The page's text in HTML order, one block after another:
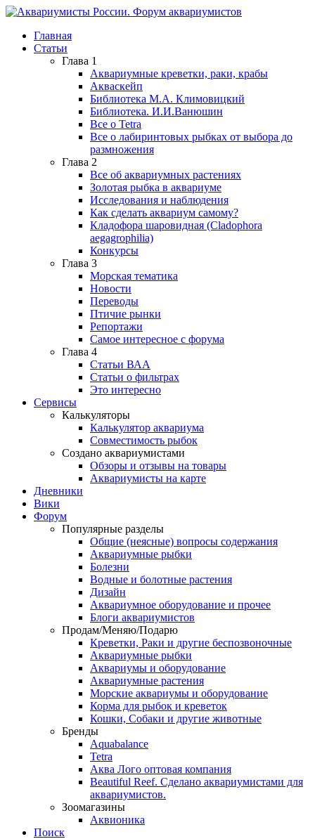
Главная
Статьи
Глава 1
Аквариумные креветки, раки, крабы
Акваскейп
Библиотека М.А. Климовицкий
Библиотека. И.И.Ванюшин
Все о Tetra
Все о лабиринтовых рыбках от выбора до
размножения
Глава 2
Все об аквариумных растениях
Золотая рыбка в аквариуме
Исследования и наблюдения
Как сделать аквариум самому?
Кладофора шаровидная (Cladophora
aegagrophilia)
Конкурсы
Глава 3
Морская тематика
Новости
Переводы
Птичие рынки
Репортажи
Самое интересное с форума
Глава 4
Статьи ВАА
Статьи о фильтрах
Это интересно
Сервисы
Калькуляторы
Калькулятор аквариума
Совместимость рыбок
Создано аквариумистами
Обзоры и отзывы на товары
Аквариумисты на карте
Дневники
Вики
Форум
Популярные разделы
Общие (неясные) вопросы содержания
Аквариумные рыбки
Болезни
Водные и болотные растения
Дизайн
Аквариумное оборудование и прочее
Блоги аквариумистов
Продам/Меняю/Подарю
Креветки, Раки и другие беспозвоночные
Аквариумные рыбки
Аквариумы и оборудование
Аквариумные растения
Морские аквариумы и оборудование
Корма для рыбок и креветок
Кошки, Собаки и другие животные
Бренды
Aquabalance
Tetra
Аква Лого оптовая компания
Beautiful Reef. Сделано аквариумистами для
аквариумистов.
Зоомагазины
Аквионика
Поиск